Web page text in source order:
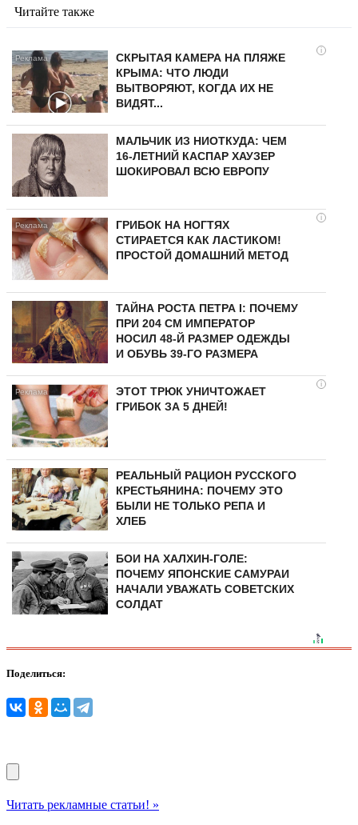
Читайте также
i
СКРЫТАЯ КАМЕРА НА ПЛЯЖЕ
КРЫМА: ЧТО ЛЮДИ
ВЫТВОРЯЮТ, КОГДА ИХ НЕ
ВИДЯТ...
МАЛЬЧИК ИЗ НИОТКУДА: ЧЕМ
16-ЛЕТНИЙ КАСПАР ХАУЗЕР
ШОКИРОВАЛ ВСЮ ЕВРОПУ
i
ГРИБОК НА НОГТЯХ
СТИРАЕТСЯ КАК ЛАСТИКОМ!
ПРОСТОЙ ДОМАШНИЙ МЕТОД
ТАЙНА РОСТА ПЕТРА I: ПОЧЕМУ
ПРИ 204 СМ ИМПЕРАТОР
НОСИЛ 48-Й РАЗМЕР ОДЕЖДЫ
И ОБУВЬ 39-ГО РАЗМЕРА
i
ЭТОТ ТРЮК УНИЧТОЖАЕТ
ГРИБОК ЗА 5 ДНЕЙ!
РЕАЛЬНЫЙ РАЦИОН РУССКОГО
КРЕСТЬЯНИНА: ПОЧЕМУ ЭТО
БЫЛИ НЕ ТОЛЬКО РЕПА И
ХЛЕБ
БОИ НА ХАЛХИН-ГОЛЕ:
ПОЧЕМУ ЯПОНСКИЕ САМУРАИ
НАЧАЛИ УВАЖАТЬ СОВЕТСКИХ
СОЛДАТ
Поделиться:
Читать рекламные статьи! »